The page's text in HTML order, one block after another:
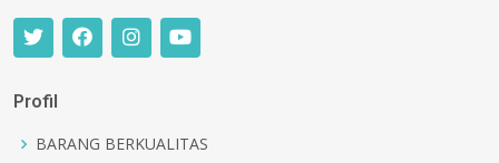
Profil
BARANG BERKUALITAS